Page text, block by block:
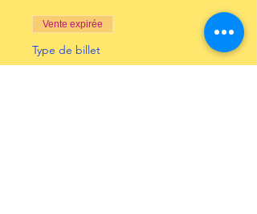
Vente expirée
Type de billet